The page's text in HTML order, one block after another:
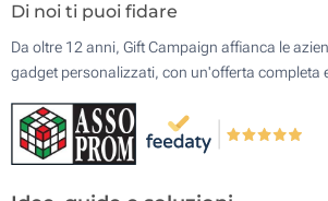
Di noi ti puoi fidare
Da oltre 12 anni, Gift Campaign affianca le
gadget personalizzati, con un'offerta completa